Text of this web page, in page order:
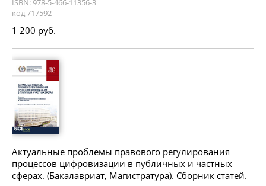
ISBN: 978-5-466-11356-3
код 717592
1 200 руб.
Актуальные проблемы правового регулирования
процессов цифровизации в публичных и частных
сферах. (Бакалавриат, Магистратура). Сборник статей.